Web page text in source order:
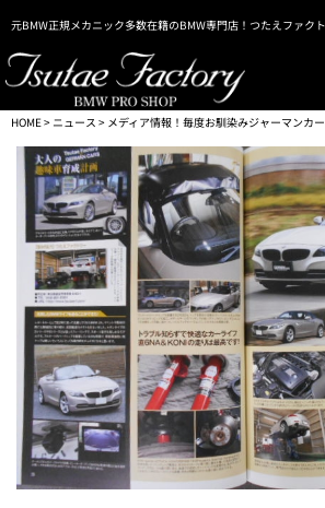
元BMW正規メカニック多数在籍のBMW専門店！つたえファク
HOME> ニュース > メディア情報！毎度お馴染みジャーマンカ